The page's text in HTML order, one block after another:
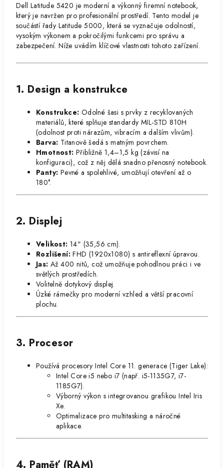
Dell Latitude 5420 je moderní a výkonný firemní notebook,
který je navržen pro profesionální prostředí. Tento model je
součástí řady Latitude 5000, která se vyznačuje odolností,
vysokým výkonem a pokročilými funkcemi pro správu a
zabezpečení. Níže uvádím klíčové vlastnosti tohoto zařízení.
1. Design a konstrukce
Konstrukce: Odolné šasi s prvky z recyklovaných
materiálů, které splňuje standardy MIL-STD 810H
(odolnost proti nárazům, vibracím a dalším vlivům).
Barva: Titanově šedá s matným povrchem.
Hmotnost: Přibližně 1,4–1,5 kg (závisí na
konfiguraci), což z něj dělá snadno přenosný notebook.
Panty: Pevné a spolehlivé, umožňují otevření až o
180°.
2. Displej
Velikost: 14" (35,56 cm).
Rozlišení: FHD (1920x1080) s antireflexní úpravou.
Jas: Až 400 nitů, což umožňuje pohodlnou práci i ve
světlých prostředích.
Volitelně dotykový displej.
Úzké rámečky pro moderní vzhled a větší pracovní
plochu.
3. Procesor
Používá procesory Intel Core 11. generace (Tiger Lake):
Intel Core i5 nebo i7 (např. i5-1135G7, i7-
1185G7).
Výborný výkon s integrovanou grafikou Intel Iris
Xe.
Optimalizace pro multitasking a náročné
aplikace.
4. Paměť (RAM)